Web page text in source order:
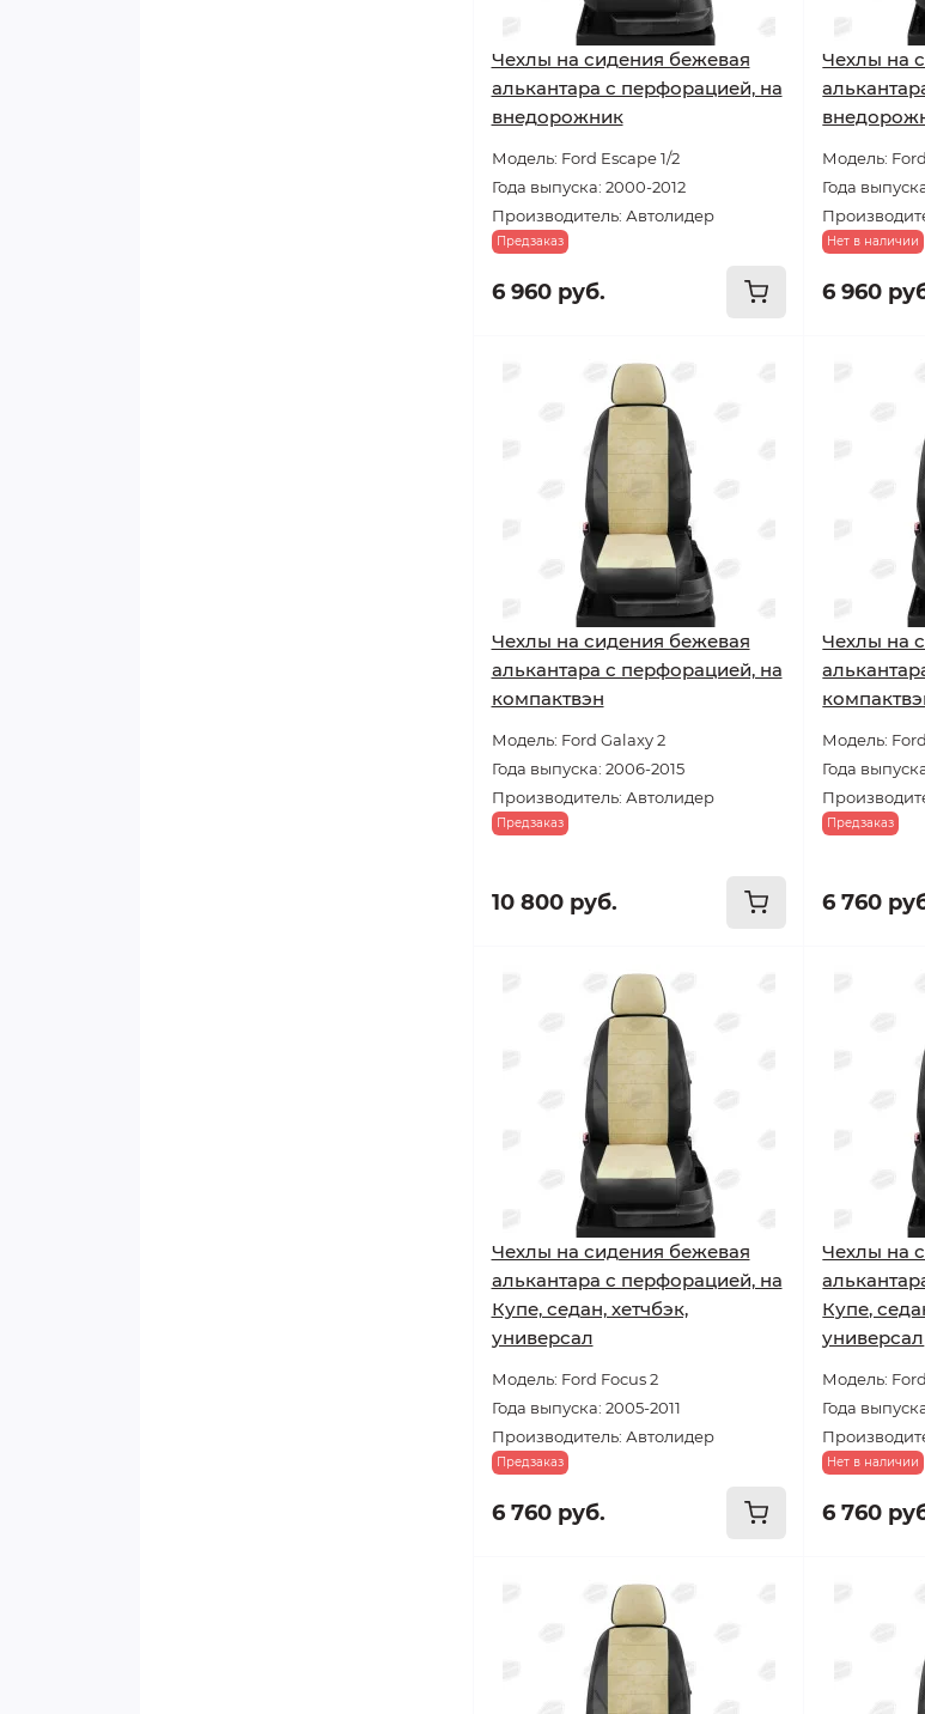
Чехлы на сидения бежевая
алькантара с перфорацией, на
внедорожник
Модель: Ford Escape 1/2
Года выпуска: 2000-2012
Производитель: Автолидер
Предзаказ
6 960 руб.
Чехлы на
Модель:
Года
Нет в наличии
6 960
Чехлы на сидения бежевая
алькантара с перфорацией, на
компактвэн
Модель: Ford Galaxy 2
Года выпуска: 2006-2015
Производитель: Автолидер
Предзаказ
10 800 руб.
Чехлы на
Модель:
Года
Предзаказ
6 760
Чехлы на сидения бежевая
алькантара с перфорацией, на
Купе, седан, хетчбэк,
универсал
Модель: Ford Focus 2
Года выпуска: 2005-2011
Производитель: Автолидер
Предзаказ
6 760 руб.
Чехлы на
Купе,
универсал
Модель:
Года
Нет в наличии
6 760